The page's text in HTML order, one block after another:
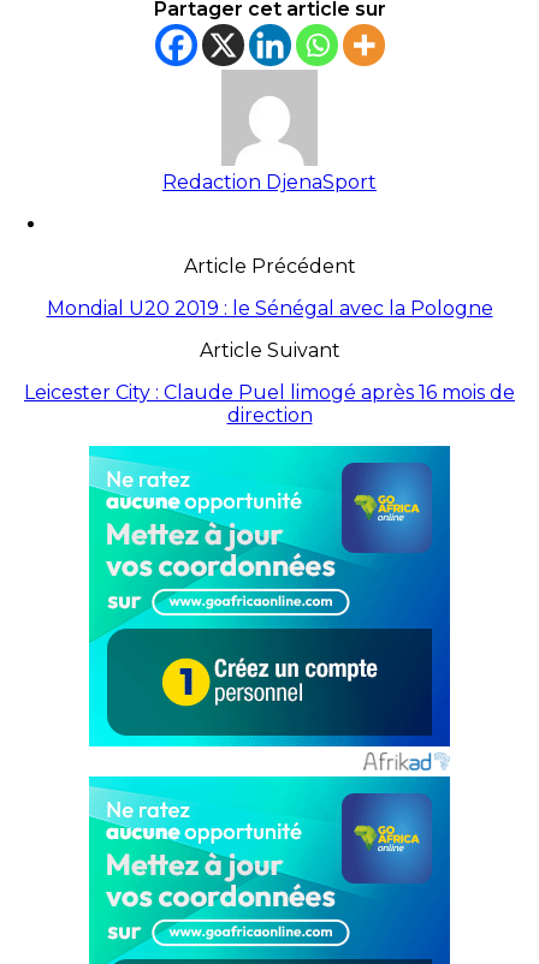
Partager cet article sur
Redaction DjenaSport
Article Précédent
Mondial U20 2019 : le Sénégal avec la Pologne
Article Suivant
Leicester City : Claude Puel limogé après 16 mois de
direction